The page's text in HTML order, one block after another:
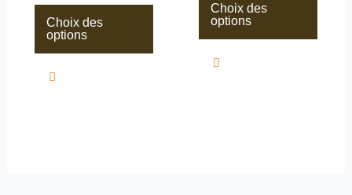
Choix des
options
Choix des
options